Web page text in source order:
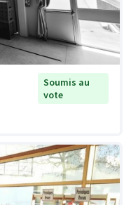
Soumis au
vote